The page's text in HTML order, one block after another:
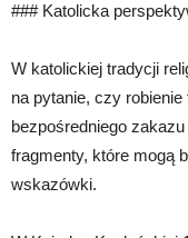
### Katolicka
W katolickiej tradycji
na pytanie, czy
bezpośredniego
fragmenty, które mogą
wskazówki.